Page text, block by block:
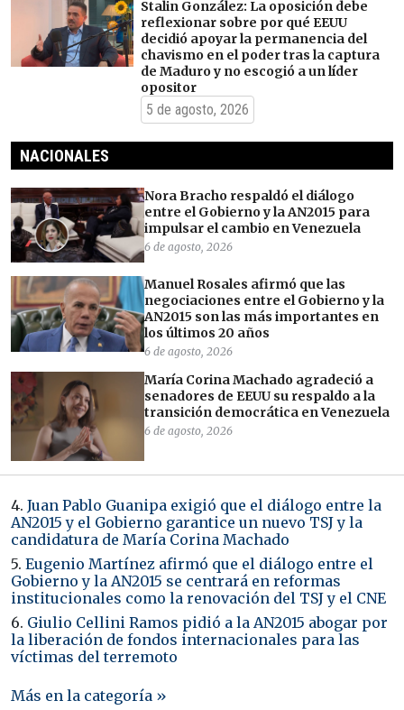
Stalin González: La oposición debe
reflexionar sobre por qué EEUU
decidió apoyar la permanencia del
chavismo en el poder tras la captura
de Maduro y no escogió a un líder
opositor
5 de agosto, 2026
NACIONALES
Nora Bracho respaldó el diálogo
entre el Gobierno y la AN2015 para
impulsar el cambio en Venezuela
6 de agosto, 2026
Manuel Rosales afirmó que las
negociaciones entre el Gobierno y la
AN2015 son las más importantes en
los últimos 20 años
6 de agosto, 2026
María Corina Machado agradeció a
senadores de EEUU su respaldo a la
transición democrática en Venezuela
6 de agosto, 2026
4. Juan Pablo Guanipa exigió que el diálogo entre la
AN2015 y el Gobierno garantice un nuevo TSJ y la
candidatura de María Corina Machado
5. Eugenio Martínez afirmó que el diálogo entre el
Gobierno y la AN2015 se centrará en reformas
institucionales como la renovación del TSJ y el CNE
6. Giulio Cellini Ramos pidió a la AN2015 abogar por
la liberación de fondos internacionales para las
víctimas del terremoto
Más en la categoría »